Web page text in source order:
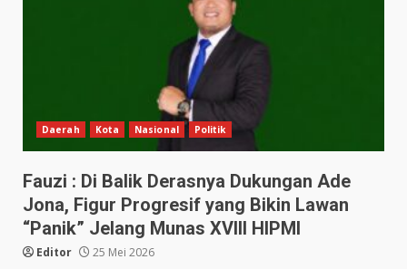
Daerah Kota Nasional Politik
Fauzi : Di Balik Derasnya Dukungan Ade
Jona, Figur Progresif yang Bikin Lawan
“Panik” Jelang Munas XVIII HIPMI
Editor 25 Mei 2026